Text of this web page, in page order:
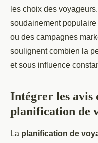
les choix des
soudainement
ou des campagnes
soulignent combien la
et sous influence
Intégrer les avis
planification de
La planification de